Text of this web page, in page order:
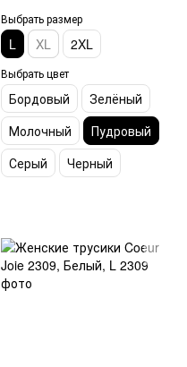
Выбрать размер
L XL 2XL
Выбрать цвет
Бордовый
Зелёный
Молочный
Пудровый
Серый
Черный